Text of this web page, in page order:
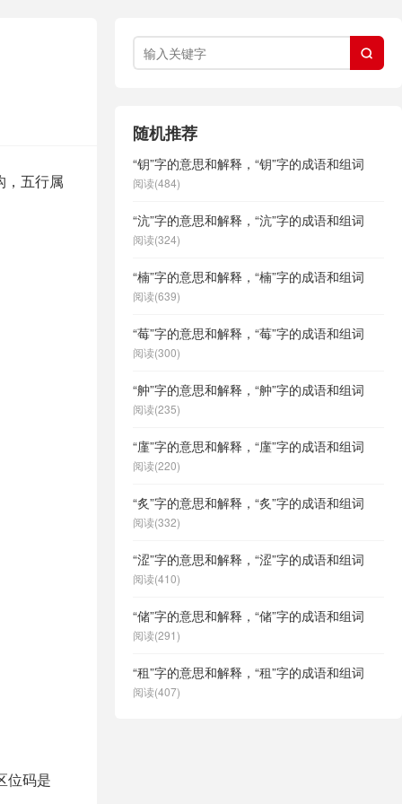
，五行属
位码是

随机推荐
“钥”字的意思和解释，“钥”字的成语和组词
阅读(484)
“沆”字的意思和解释，“沆”字的成语和组词
阅读(324)
“楠”字的意思和解释，“楠”字的成语和组词
阅读(639)
“莓”字的意思和解释，“莓”字的成语和组词
阅读(300)
“舯”字的意思和解释，“舯”字的成语和组词
阅读(235)
“廑”字的意思和解释，“廑”字的成语和组词
阅读(220)
“炙”字的意思和解释，“炙”字的成语和组词
阅读(332)
“涩”字的意思和解释，“涩”字的成语和组词
阅读(410)
“储”字的意思和解释，“储”字的成语和组词
阅读(291)
“租”字的意思和解释，“租”字的成语和组词
阅读(407)